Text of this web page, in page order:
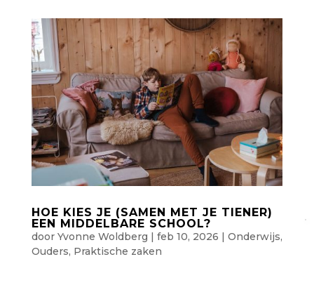
HOE KIES JE (SAMEN MET JE TIENER)
EEN MIDDELBARE SCHOOL?
door Yvonne Woldberg | feb 10, 2026 | Onderwijs,
Ouders, Praktische zaken